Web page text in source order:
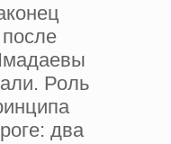
Роль
два